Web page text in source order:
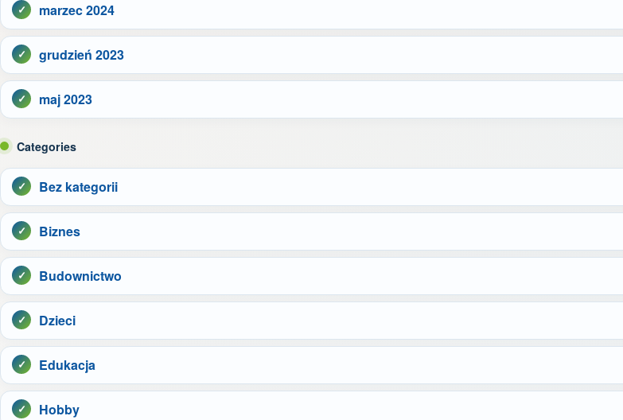
marzec 2024
grudzień 2023
maj 2023
Categories
Bez kategorii
Biznes
Budownictwo
Dzieci
Edukacja
Hobby